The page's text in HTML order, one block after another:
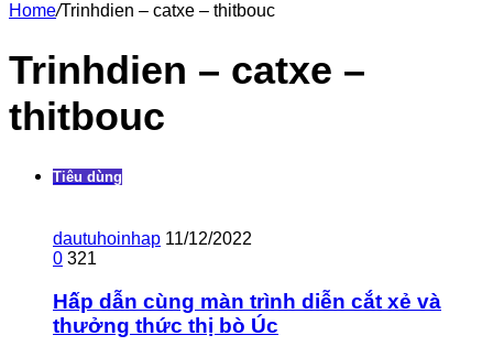
Home/Trinhdien – catxe – thitbouc
Trinhdien – catxe –
thitbouc
Tiêu dùng
dautuhoinhap 11/12/2022
0 321
Hấp dẫn cùng màn trình diễn cắt xẻ và
thưởng thức thị bò Úc